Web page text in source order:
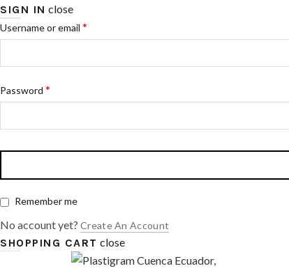
SIGN IN close
Username or email *
Password *
Remember me
No account yet? Create An Account
SHOPPING CART close